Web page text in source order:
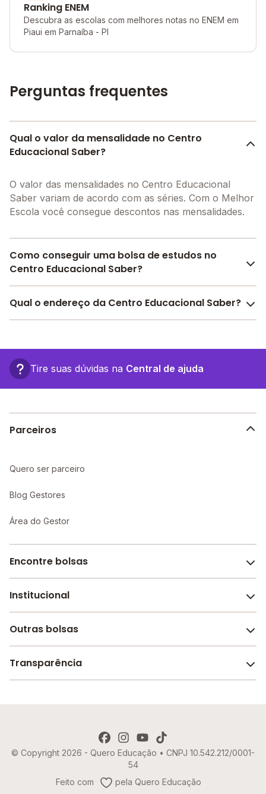
Ranking ENEM
Descubra as escolas com melhores notas no ENEM em
Piaui em Parnaíba - PI
Perguntas frequentes
Qual o valor da mensalidade no Centro
Educacional Saber?
O valor das mensalidades no Centro Educacional
Saber variam de acordo com as séries. Com o Melhor
Escola você consegue descontos nas mensalidades.
Como conseguir uma bolsa de estudos no
Centro Educacional Saber?
Pesquise bolsas disponíveis no Melhor Escola e
Qual o endereço da Centro Educacional Saber?
Qu D, 10 - Parnaíba - PI.
Tire suas dúvidas na Central de ajuda
Parceiros
Quero ser parceiro
Blog Gestores
Área do Gestor
Encontre bolsas
Melhores escolas de São Paulo
Escolas por cidade e bairro
Institucional
Sobre o Melhor Escola
Revista Melhor Escola
Outras bolsas
Faculdades e universidades
Transparência
Política de Cookies
© Copyright 2026 - Quero Educação • CNPJ 10.542.212/0001-
54
Feito com
pela Quero Educação